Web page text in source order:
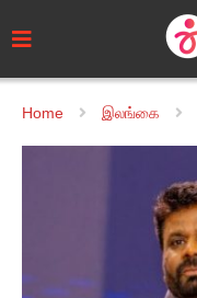
Home இலங்கை